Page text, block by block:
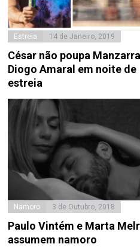
Estreia 14 de Janeiro, 2019
César não poupa
Diogo Amaral em noite de
estreia
Namoro 3 de Outubro, 2018
Paulo Vintém e Marta
assumem namoro